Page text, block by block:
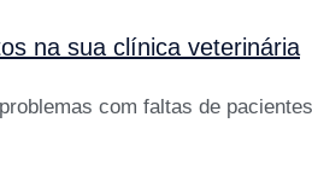
na sua clínica veterinária
com faltas de